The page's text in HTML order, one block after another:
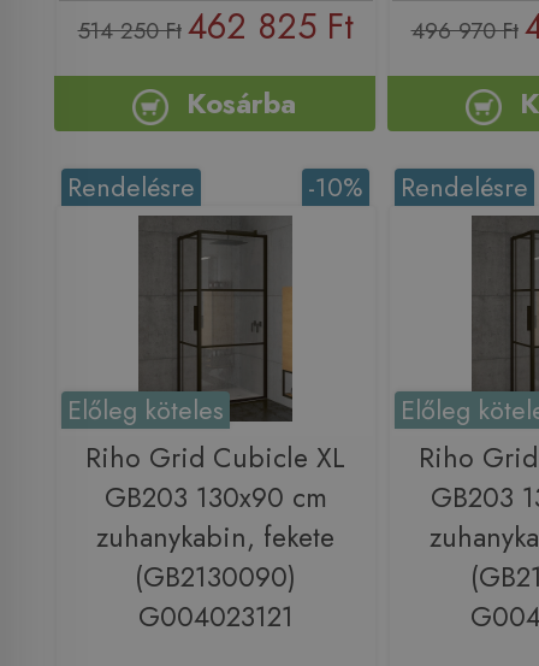
514 250 Ft 462 825 Ft
Kosárba
496 970 Ft
-10%
Rendelésre
Előleg köteles
Riho Grid Cubicle XL
GB203 130x90 cm
zuhanykabin, fekete
(GB2130090)
G004023121
Rendelésre
Előleg
Riho
GB203